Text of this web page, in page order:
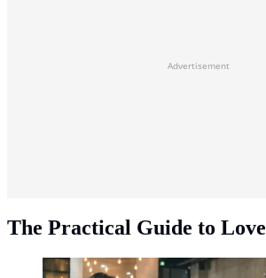
Advertisement
The Practical Guide to Love